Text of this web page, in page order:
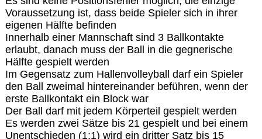
Voraussetzung ist, dass beide Spieler sich in ihrer
eigenen Hälfte befinden
Innerhalb einer Mannschaft sind 3 Ballkontakte
erlaubt, danach muss der Ball in die gegnerische
Hälfte gespielt werden
Im Gegensatz zum Hallenvolleyball darf ein Spieler
den Ball zweimal hintereinander beführen, wenn der
erste Ballkontakt ein Block war
Der Ball darf mit jedem Körperteil gespielt werden
Es werden zwei Sätze bis 21 gespielt und bei einem
Unentschieden (1:1) wird ein dritter Satz bis 15